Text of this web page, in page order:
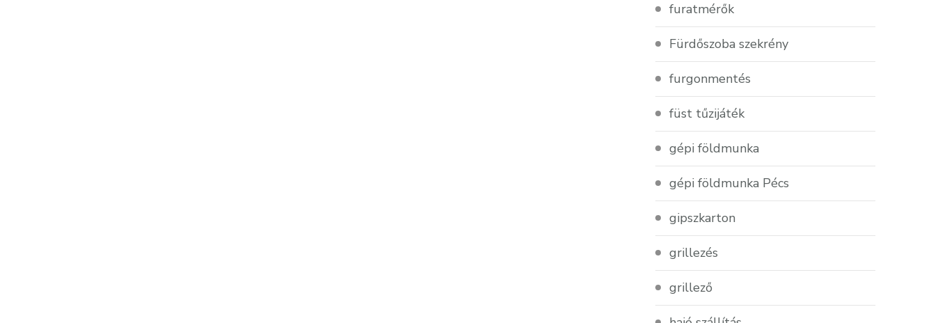
furatmérők
Fürdőszoba szekrény
furgonmentés
füst tűzijáték
gépi földmunka
gépi földmunka Pécs
gipszkarton
grillezés
grillező